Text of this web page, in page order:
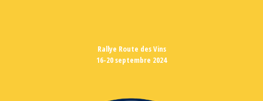
Rallye Route des Vins
16-20 septembre 2024